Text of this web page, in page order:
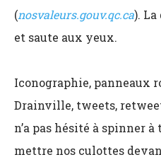
(nosvaleurs.gouv.qc.ca).
et saute aux yeux.
Iconographie, panneaux
Drainville, tweets,
n’a pas hésité à spinner
mettre nos culottes